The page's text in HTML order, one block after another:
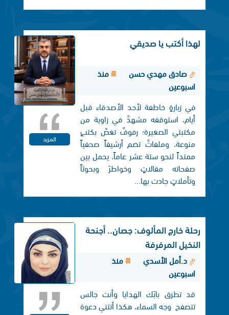
لهذا أكتب يا صديقي
صادق مهدي حسن
منذ
اسبوعين
في زيارةٍ خاطفة لأحد الأصدقاء قبل
أيام، استوقفه مشهدٌ في زاوية من
مكتبتي الصغيرة؛ رفوفٌ تغصّ بكتبٍ
منوعة، وملفاتٌ تضم أرشيفاً صحفياً
ممتداً لنحو ستة عشر عاماً، يحمل بين
صفحاته مقالاتٍ وخواطرَ وبحوثاً
وتأملاتٍ جادت بها...
المزيد
رحلة خارج المألوف: جصان.. أجنحة
النخيل المرفرفة
د.أمل الأسدي
منذ
اسبوعين
قد تطرق بابَك الهدايا وأنت جالس
تتصفح وجه السماء، هكذا أتتني دعوة